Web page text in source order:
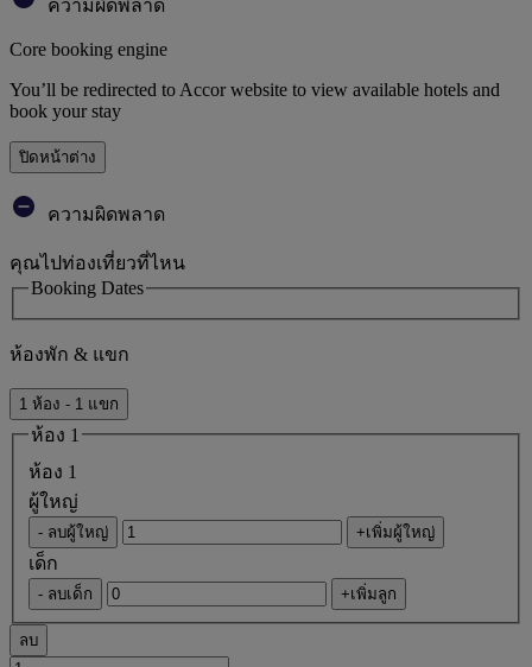
ความผิดพลาด
Core booking engine
You’ll be redirected to Accor website to view available hotels and
book your stay
ปิดหน้าต่าง
ความผิดพลาด
คุณไปท่องเที่ยวที่ไหน
Booking Dates
ห้องพัก & แขก
1 ห้อง - 1 แขก
ห้อง 1
ห้อง 1
ผู้ใหญ่
- ลบผู้ใหญ่ +เพิ่มผู้ใหญ่
เด็ก
- ลบเด็ก +เพิ่มลูก
ลบ